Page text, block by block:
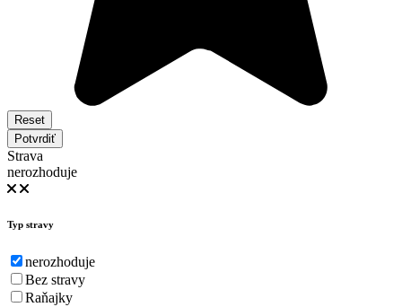
Reset
Potvrdiť
Strava
nerozhoduje
Typ stravy
nerozhoduje
Bez stravy
Raňajky